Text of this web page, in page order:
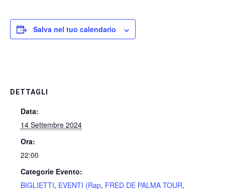
Salva nel tuo calendario
DETTAGLI
Data:
14 Settembre 2024
Ora:
22:00
Categorie Evento:
BIGLIETTI, EVENTI (Rap, FRED DE PALMA TOUR,